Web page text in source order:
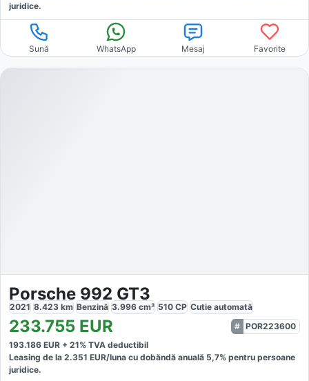
juridice.
Sună WhatsApp Mesaj Favorite
Porsche 992 GT3
2021 8.423 km Benzină 3.996 cm³ 510 CP Cutie automată
233.755 EUR
POR223600
193.186 EUR + 21% TVA deductibil
Leasing de la 2.351 EUR/luna cu dobăndă anuală 5,7% pentru persoane
juridice.